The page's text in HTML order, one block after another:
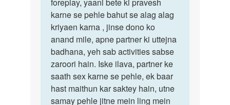
karne se pehle bahut se alag alag
kriyaen karna , jinse dono ko
anand mile, apne partner ki uttejna
badhana, yeh sab activities sabse
zaroori hain. Iske ilava, partner ke
saath sex karne se pehle, ek baar
hast maithun kar saktey hain, utne
samay pehle jitne mein ling mein